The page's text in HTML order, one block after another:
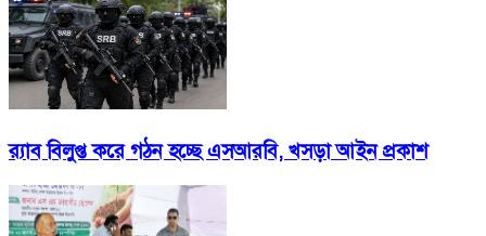
র‍্যাব বিলুপ্ত করে গঠন হচ্ছে এসআরবি, খসড়া আইন প্রকাশ